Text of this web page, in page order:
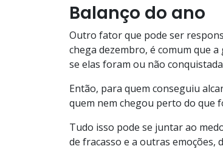
Balanço do ano
Outro fator que pode ser
chega dezembro, é comum que
se elas foram ou não
Então, para quem conseguiu
quem nem chegou perto do que
Tudo isso pode se juntar ao
de fracasso e a outras emoções,